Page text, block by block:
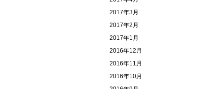
2017年3月
2017年2月
2017年1月
2016年12月
2016年11月
2016年10月